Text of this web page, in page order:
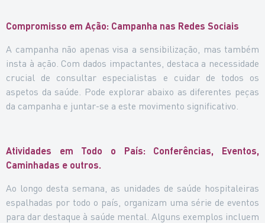
Compromisso em Ação: Campanha nas Redes Sociais
A campanha não apenas visa a sensibilização, mas também
insta à ação. Com dados impactantes, destaca a necessidade
crucial de consultar especialistas e cuidar de todos os
aspetos da saúde. Pode explorar abaixo as diferentes peças
da campanha e juntar-se a este movimento significativo.
Atividades em Todo o País: Conferências, Eventos,
Caminhadas e outros.
Ao longo desta semana, as unidades de saúde hospitaleiras
espalhadas por todo o país, organizam uma série de eventos
para dar destaque à saúde mental. Alguns exemplos incluem